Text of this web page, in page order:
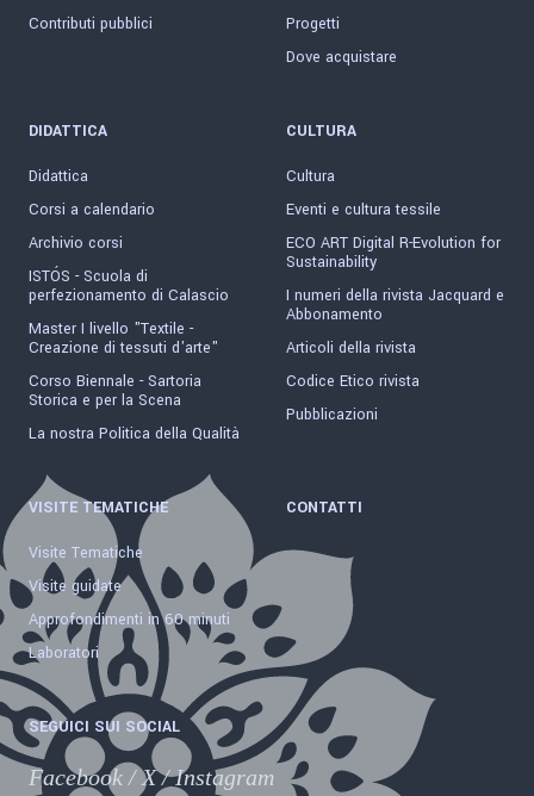
Contributi pubblici
Progetti
Dove acquistare
DIDATTICA
Didattica
Corsi a calendario
Archivio corsi
ISTÓS - Scuola di
perfezionamento di Calascio
Master I livello "Textile -
Creazione di tessuti d'arte"
Corso Biennale - Sartoria
Storica e per la Scena
La nostra Politica della Qualità
CULTURA
Cultura
Eventi e cultura tessile
ECO ART Digital R-Evolution for
Sustainability
I numeri della rivista Jacquard e
Abbonamento
Articoli della rivista
Codice Etico rivista
Pubblicazioni
VISITE TEMATICHE
Visite Tematiche
Visite guidate
Approfondimenti in 60 minuti
Laboratori
CONTATTI
SEGUICI SUI SOCIAL
Facebook/X/Instagram